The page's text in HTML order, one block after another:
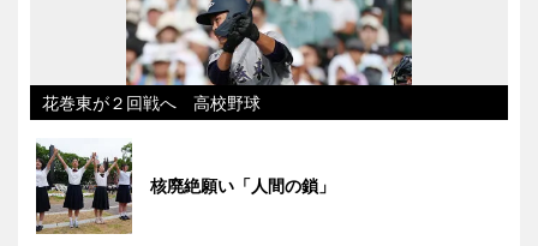
花巻東が２回戦へ 高校野球
核廃絶願い「人間の鎖」